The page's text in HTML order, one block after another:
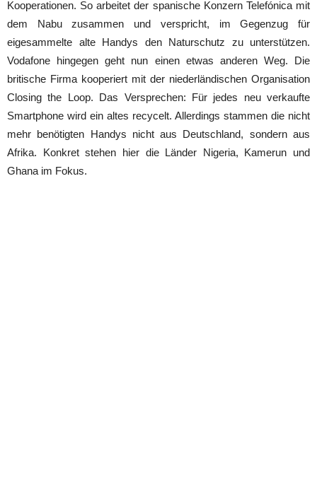
Kooperationen. So arbeitet der spanische Konzern Telefónica mit
dem Nabu zusammen und verspricht, im Gegenzug für
eigesammelte alte Handys den Naturschutz zu unterstützen.
Vodafone hingegen geht nun einen etwas anderen Weg. Die
britische Firma kooperiert mit der niederländischen Organisation
Closing the Loop. Das Versprechen: Für jedes neu verkaufte
Smartphone wird ein altes recycelt. Allerdings stammen die nicht
mehr benötigten Handys nicht aus Deutschland, sondern aus
Afrika. Konkret stehen hier die Länder Nigeria, Kamerun und
Ghana im Fokus.